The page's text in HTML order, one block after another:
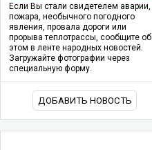
Если Вы стали свидетелем аварии,
пожара, необычного погодного
явления, провала дороги или
прорыва теплотрассы, сообщите об
этом в ленте народных новостей.
Загружайте фотографии через
специальную форму.
ДОБАВИТЬ НОВОСТЬ